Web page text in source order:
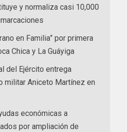
y normaliza casi 10,000
en Familia” por primera
Chica y La Guáyiga
del Ejército entrega
militar Aniceto Martínez en
económicas a
por ampliación de